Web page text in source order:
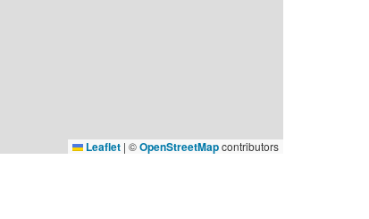
Leaflet | ©OpenStreetMapcontributors